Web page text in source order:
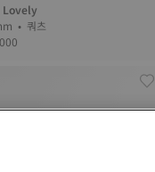
Lovely
19.5 mm • 쿼츠